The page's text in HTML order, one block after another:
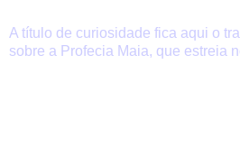
A título de curiosidade fica aqui o
sobre a Profecia Maia, que estreia